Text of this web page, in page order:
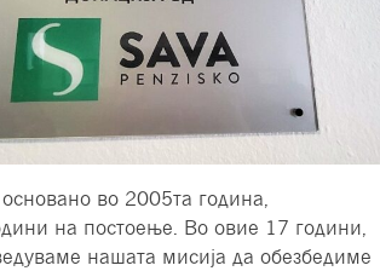
во 2005та година,
на постоење. Во овие 17 години,
нашата мисија да обезбедиме